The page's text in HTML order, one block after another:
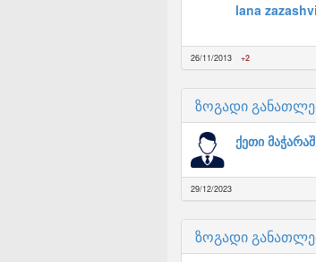
lana
26/11/2013 +2
ზოგადი
ქეთი
29/12/2023
ზოგადი